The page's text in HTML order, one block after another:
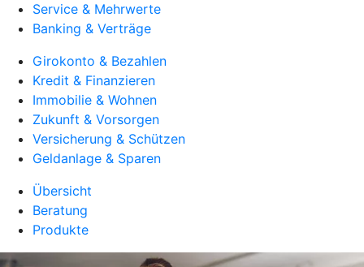
Service & Mehrwerte
Banking & Verträge
Girokonto & Bezahlen
Kredit & Finanzieren
Immobilie & Wohnen
Zukunft & Vorsorgen
Versicherung & Schützen
Geldanlage & Sparen
Übersicht
Beratung
Produkte